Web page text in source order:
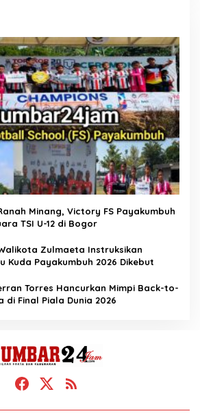
Minang, Victory FS Payakumbuh
TSI U-12 di Bogor
Zulmaeta Instruksikan
Kuda Payakumbuh 2026 Dikebut
Torres Hancurkan Mimpi Back-to-
di Final Piala Dunia 2026